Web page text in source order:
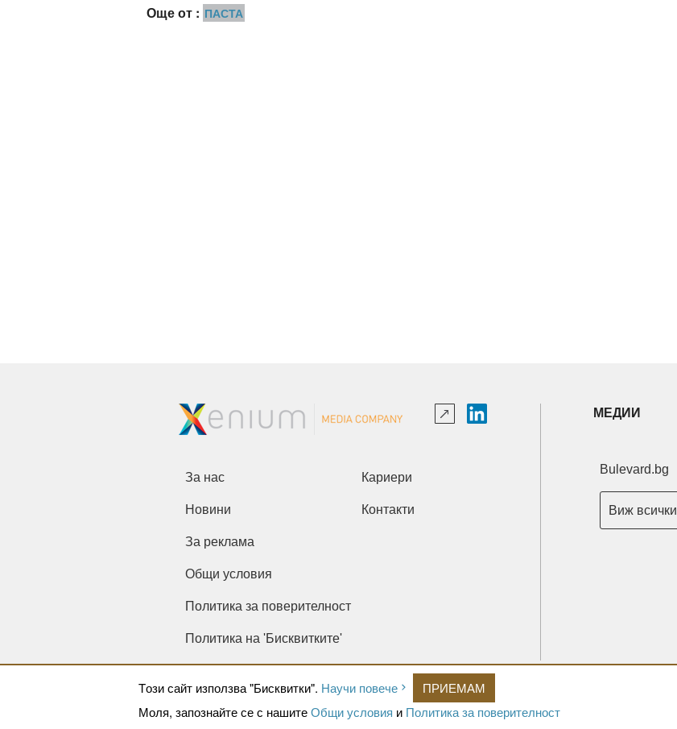
Още от : ПАСТА
Tози сайт използва "Бисквитки". Научи повече
ПРИЕМАМ
Моля, запознайте се с нашитеОбщи условия и Политика за поверителност
За нас Кариери
Новини Контакти
За реклама
Общи условия
Политика за поверителност
Политика на 'Бисквитките'
МЕДИИ
Bulevard.bg
Виж всички
Copyright © 2026 Ксениум ООД. Всички права запазени.